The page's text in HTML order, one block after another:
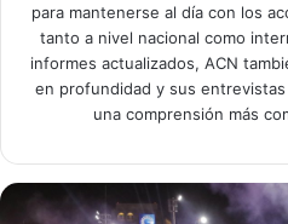
para mantenerse al día con los
tanto a nivel nacional como
informes actualizados, ACN
en profundidad y sus
una comprensión más